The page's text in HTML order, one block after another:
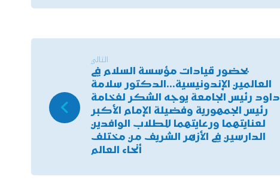
التالي
بحضور قيادات مؤسسة السلام في
العالمين الإندونيسية…الدكتور سلامة
داود رئيس الجامعة يوجه الشكر لفخامة
رئيس الجمهورية وفضيلة الإمام الأكبر
لعنايتهما ورعايتهما للطلاب الوافدين
الدارسين في الأزهر الشريف من مختلف
أنحاء العالم